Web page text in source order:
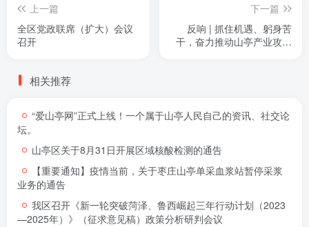
上一篇
全区党政联席（扩大）会议
召开
下一篇
反响 | 抓住机遇、躬身苦
干，奋力推动山亭产业攻坚
相关推荐
“爱山亭网”正式上线！一个属于山亭人民自己的资讯、社交论
坛。
山亭区关于8月31日开展区域核酸检测的通告
【重要通知】疫情当前，关于枣庄山亭单采血浆站暂停采浆
业务的通告
我区召开《新一轮突破菏泽、鲁西崛起三年行动计划（2023
—2025年）》（征求意见稿）政策分析研判会议